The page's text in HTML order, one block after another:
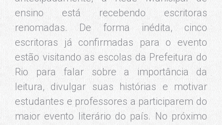
a importância do planejamento financeiro
na vida pessoal.
Já a escritora infantil Ana Maria Machado,
sexta ocupante da cadeira nº 1 da
Academia Brasileira de Letras e ex-
presidente da ABL, vai levar o encanto de
suas histórias infantis para a Escola